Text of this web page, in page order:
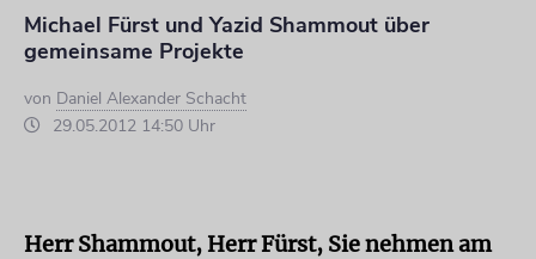
Michael Fürst und Yazid Shammout über
gemeinsame Projekte
von Daniel Alexander Schacht
29.05.2012 14:50 Uhr
Herr Shammout, Herr Fürst, Sie nehmen am